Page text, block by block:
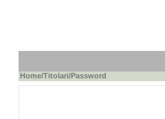
Home/Titolari/Password